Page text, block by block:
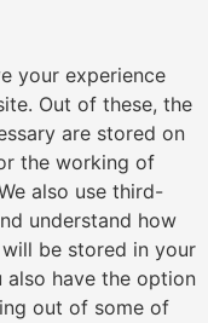
your experience
Out of these, the
are stored on
the working of
also use third-
understand how
be stored in your
also have the option
out of some of